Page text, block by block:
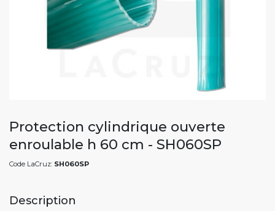
Protection cylindrique ouverte
enroulable h 60 cm - SH060SP
Code LaCruz: SH060SP
Description